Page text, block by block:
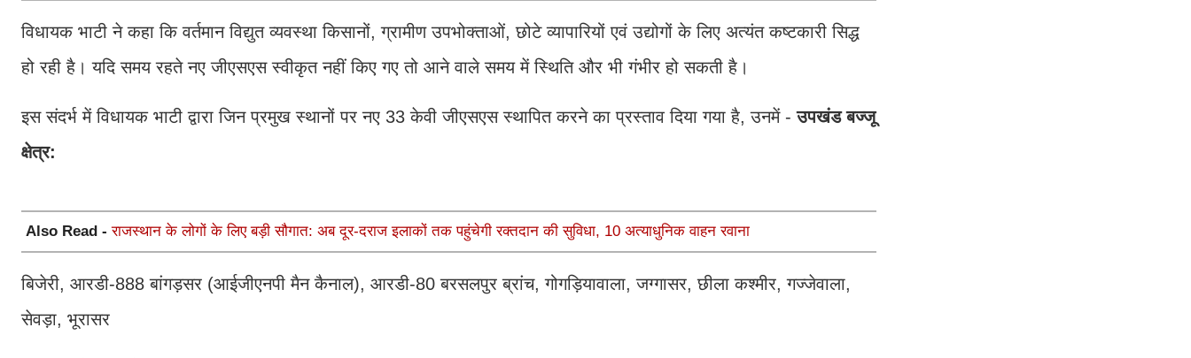
विधायक भाटी ने कहा कि वर्तमान विद्युत व्यवस्था किसानों, ग्रामीण उपभोक्ताओं, छोटे व्यापारियों एवं उद्योगों के लिए अत्यंत कष्टकारी सिद्ध
हो रही है। यदि समय रहते नए जीएसएस स्वीकृत नहीं किए गए तो आने वाले समय में स्थिति और भी गंभीर हो सकती है।
इस संदर्भ में विधायक भाटी द्वारा जिन प्रमुख स्थानों पर नए 33 केवी जीएसएस स्थापित करने का प्रस्ताव दिया गया है, उनमें -उपखंड बज्जू
क्षेत्र:
Also Read -राजस्थान के लोगों के लिए बड़ी सौगात: अब दूर-दराज इलाकों तक पहुंचेगी रक्तदान की सुविधा, 10 अत्याधुनिक वाहन रवाना
बिजेरी, आरडी-888 बांगड़सर (आईजीएनपी मैन कैनाल), आरडी-80 बरसलपुर ब्रांच, गोगड़ियावाला, जग्गासर, छीला कश्मीर, गज्जेवाला,
सेवड़ा, भूरासर